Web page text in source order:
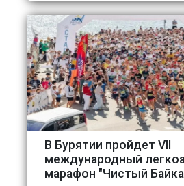
В Бурятии пройдет VII
международный
марафон "Чистый